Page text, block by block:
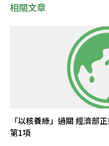
相關文章
「以核養綠」過關 經濟部
第1項